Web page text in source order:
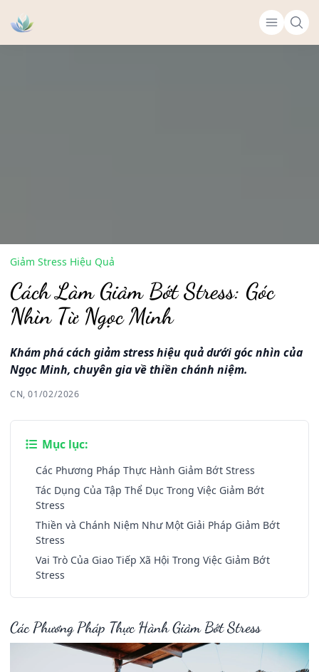
Giảm Stress Hiệu Quả
Cách Làm Giảm Bớt Stress: Góc
Nhìn Từ Ngọc Minh
Khám phá cách giảm stress hiệu quả dưới góc nhìn của
Ngọc Minh, chuyên gia về thiền chánh niệm.
CN, 01/02/2026
Mục lục:
Các Phương Pháp Thực Hành Giảm Bớt Stress
Tác Dụng Của Tập Thể Dục Trong Việc Giảm Bớt
Stress
Thiền và Chánh Niệm Như Một Giải Pháp Giảm Bớt
Stress
Vai Trò Của Giao Tiếp Xã Hội Trong Việc Giảm Bớt
Stress
Các Phương Pháp Thực Hành Giảm Bớt Stress